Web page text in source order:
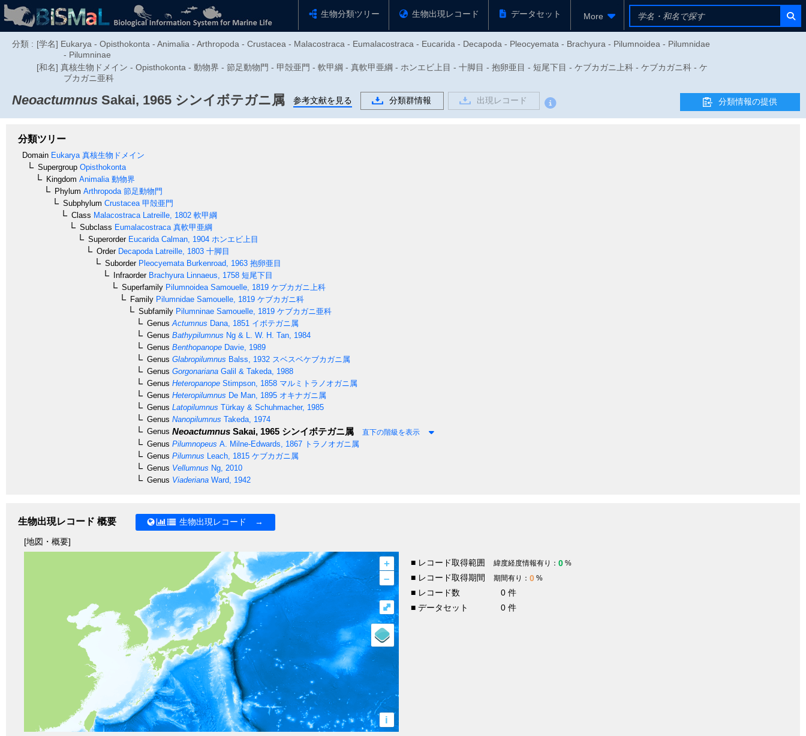
生物分類ツリー 生物出現レコード データセット More
分類 : [学名] Eukarya - Opisthokonta - Animalia - Arthropoda - Crustacea - Malacostraca - Eumalacostraca - Eucarida - Decapoda - Pleocyemata - Brachyura - Pilumnoidea - Pilumnidae
- Pilumninae
[和名] 真核生物ドメイン - Opisthokonta - 動物界 - 節足動物門 - 甲殻亜門 - 軟甲綱 - 真軟甲亜綱 - ホンエビ上目 - 十脚目 - 抱卵亜目 - 短尾下目 - ケブカガニ上科 - ケブカガニ科 - ケ
ブカガニ亜科
Neoactumnus Sakai, 1965 シンイボテガニ属 参考文献を見る 分類群情報 出現レコード 分類情報の提供
分類ツリー
Domain Eukarya 真核生物ドメイン
Supergroup Opisthokonta
Kingdom Animalia 動物界
Phylum Arthropoda 節足動物門
Subphylum Crustacea 甲殻亜門
Class Malacostraca Latreille, 1802 軟甲綱
Subclass Eumalacostraca 真軟甲亜綱
SuperorderEucarida Calman, 1904 ホンエビ上目
OrderDecapoda Latreille, 1803 十脚目
SuborderPleocyemata Burkenroad, 1963 抱卵亜目
InfraorderBrachyura Linnaeus, 1758 短尾下目
Superfamily Pilumnoidea Samouelle, 1819 ケブカガニ上科
Family Pilumnidae Samouelle, 1819 ケブカガニ科
Subfamily Pilumninae Samouelle, 1819 ケブカガニ亜科
Genus Actumnus Dana, 1851 イボテガニ属
Genus Bathypilumnus Ng & L. W. H. Tan, 1984
Genus Benthopanope Davie, 1989
Genus Glabropilumnus Balss, 1932 スベスベケブカガニ属
Genus Gorgonariana Galil & Takeda, 1988
Genus Heteropanope Stimpson, 1858 マルミトラノオガニ属
Genus Heteropilumnus De Man, 1895 オキナガニ属
Genus Latopilumnus Türkay & Schuhmacher, 1985
Genus Nanopilumnus Takeda, 1974
Genus Neoactumnus Sakai, 1965 シンイボテガニ属 直下の階級を表示
Genus Pilumnopeus A. Milne-Edwards, 1867 トラノオガニ属
Genus Pilumnus Leach, 1815 ケブカガニ属
Genus Vellumnus Ng, 2010
Genus Viaderiana Ward, 1942
生物出現レコード 概要 生物出現レコード →
[地図・概要]
+
–
i
⤢
■ レコード取得範囲 緯度経度情報有り： 0 %
■ レコード取得期間 期間有り： 0 %
■ レコード数
0 件
■ データセット
0 件